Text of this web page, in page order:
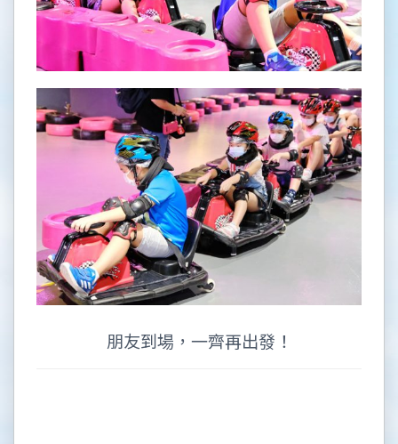
朋友到場，一齊再出發！